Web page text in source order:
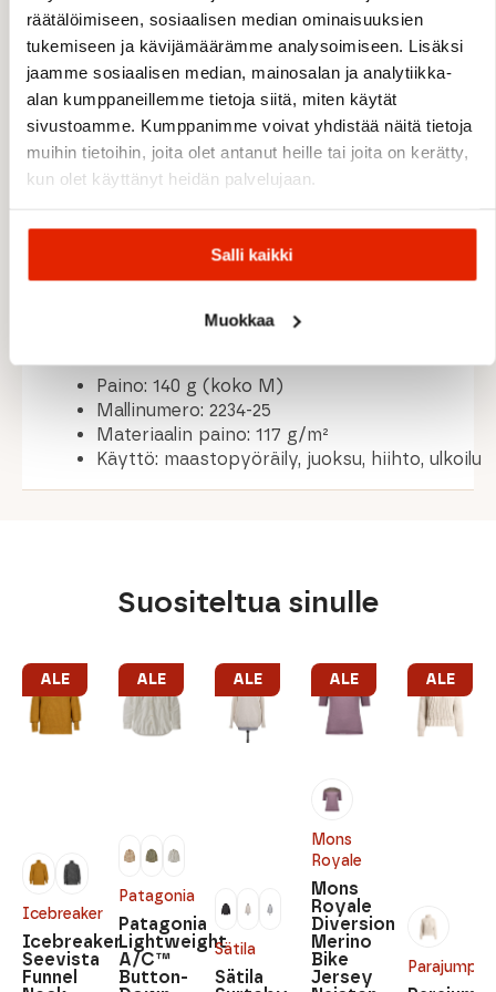
räätälöimiseen, sosiaalisen median ominaisuuksien
tukemiseen ja kävijämäärämme analysoimiseen. Lisäksi
jaamme sosiaalisen median, mainosalan ja analytiikka-
alan kumppaneillemme tietoja siitä, miten käytät
sivustoamme. Kumppanimme voivat yhdistää näitä tietoja
muihin tietoihin, joita olet antanut heille tai joita on kerätty,
kun olet käyttänyt heidän palvelujaan.
Salli kaikki
Muokkaa
Kierrätetty polyesterimateriaali
Erinomainen kosteudensiirto
Hajua vähentävä HeiQ Fresh™ -käsittely
UPF 20+ aurinkosuoja
Regular fit -istuvuus
Y-leikkaus liikkuvuuden parantamiseksi
Muotoillut hihat (articulated arms)
Soveltuu alus- ja päällikerrokseksi
Paino: 140 g (koko M)
Mallinumero: 2234-25
Materiaalin paino: 117 g/m²
Käyttö: maastopyöräily, juoksu, hiihto, ulkoilu
Suositeltua sinulle
Icebreaker
ALE
Icebreaker
Seevista
Funnel
Patagonia
ALE
Patagonia
Lightweight
A/C™
Button-
Sätila
ALE
Sätila
Mons
Royale
ALE
Mons
Royale
Diversion
Merino
Bike
Jersey
ALE